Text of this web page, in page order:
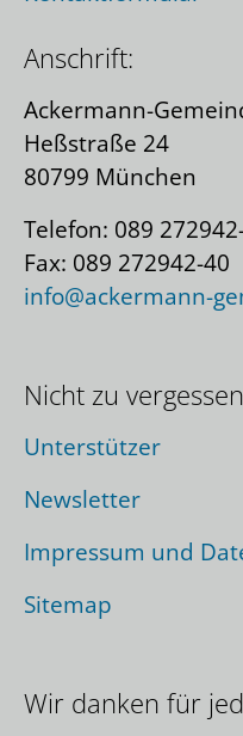
Anschrift:
Ackermann-
Heßstraße 24
80799 München
Telefon: 089
Fax: 089 272942-40
info@ackermann-
Wir danken für
Nicht zu
Unterstützer
Newsletter
Impressum und
Sitemap